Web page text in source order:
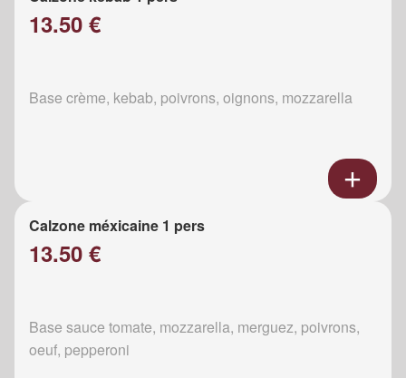
13.50 €
Base crème, kebab, poivrons, oignons, mozzarella
Calzone méxicaine 1 pers
13.50 €
Base sauce tomate, mozzarella, merguez, poivrons,
oeuf, pepperoni